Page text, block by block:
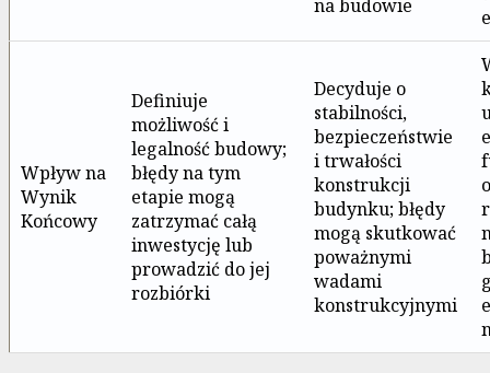
na budowie
Wpływ na
Wynik
Końcowy
Definiuje
możliwość i
legalność budowy;
błędy na tym
etapie mogą
zatrzymać całą
inwestycję lub
prowadzić do jej
rozbiórki
Decyduje o
stabilności,
bezpieczeństwie
i trwałości
konstrukcji
budynku; błędy
mogą skutkować
poważnymi
wadami
konstrukcyjnymi